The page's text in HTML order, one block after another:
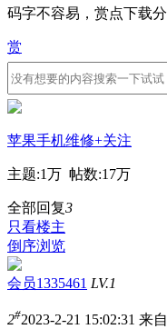
码字不容易，赏点下载分
赏
苹果手机维修+关注
主题:1万 帖数:17万
全部回复3
只看楼主
倒序浏览
会员1335461 LV.1
2#2023-2-21 15:02:31 来自